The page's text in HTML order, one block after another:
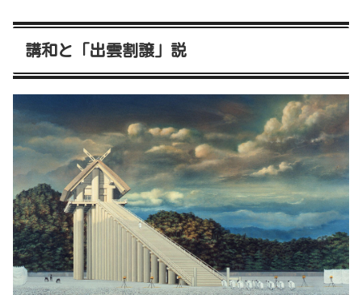
講和と「出雲割譲」説